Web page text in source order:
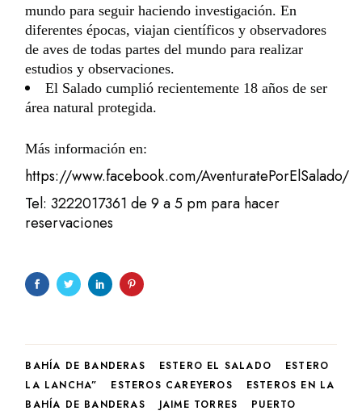
mundo para seguir haciendo investigación. En
diferentes épocas, viajan científicos y observadores
de aves de todas partes del mundo para realizar
estudios y observaciones.
El Salado cumplió recientemente 18 años de ser
área natural protegida.
Más información en:
https://www.facebook.com/AventuratePorElSalado/
Tel: 3222017361 de 9 a 5 pm para hacer
reservaciones
BAHÍA DE BANDERAS ESTERO EL SALADO
ESTERO
LA LANCHA”
ESTEROS CAREYEROS
ESTEROS EN LA
BAHÍA DE BANDERAS
JAIME TORRES
PUERTO